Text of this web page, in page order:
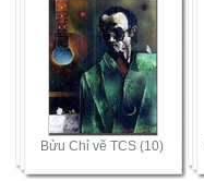
Bửu Chỉ vẽ TCS (10)